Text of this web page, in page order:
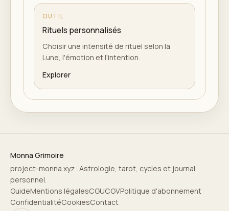
OUTIL
Rituels personnalisés
Choisir une intensité de rituel selon la
Lune, l'émotion et l'intention.
Explorer
Monna Grimoire
project-monna.xyz · Astrologie, tarot, cycles et journal
personnel.
GuideMentions légalesCGUCGVPolitique d'abonnement
ConfidentialitéCookiesContact